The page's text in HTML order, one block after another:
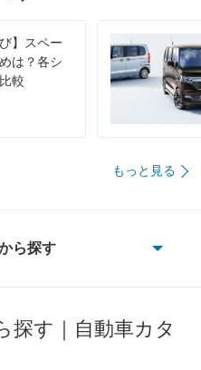
】スペー
は？各シ
較
もっと見る
ら探す
探す｜自動車カタ